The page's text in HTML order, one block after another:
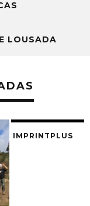
LOUSADA
IMPRINTPLUS